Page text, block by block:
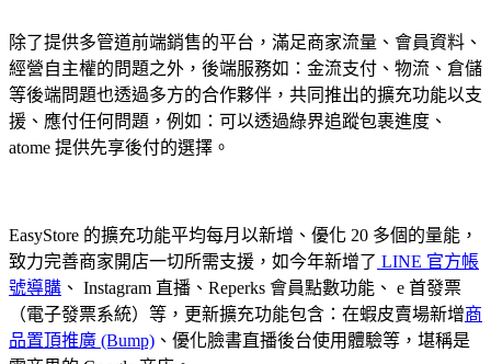
除了提供多管道前端銷售的平台，滿足商家流量、會員資料、
經營自主權的問題之外，後端服務如：金流支付、物流、倉儲
等後端問題也透過多方的合作夥伴，共同推出的擴充功能以支
援、應付任何問題，例如：可以透過綠界追蹤包裹進度、
atome 提供先享後付的選擇。
EasyStore 的擴充功能平均每月以新增、優化 20 多個的量能，
致力完善商家開店一切所需支援，如今年新增了 LINE 官方帳
號導購 、 Instagram 直播、Reperks 會員點數功能、 e 首發票
（電子發票系統）等，更新擴充功能包含：在蝦皮賣場新增商
品置頂推廣 (Bump) 、優化臉書直播後台使用體驗等，堪稱是